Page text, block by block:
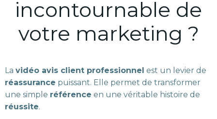
incontournable de
votre marketing ?
La vidéo avis client professionnel est un levier de
réassurance puissant. Elle permet de transformer
une simple référence en une véritable histoire de
réussite.